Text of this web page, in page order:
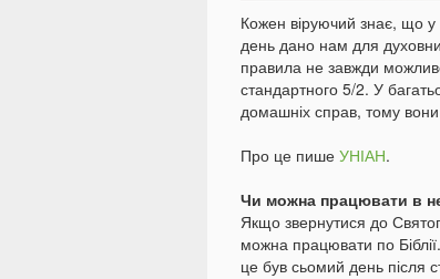
Кожен віруючий знає, що
день дано нам для
правила не завжди
стандартного 5/2. У
домашніх справ, тому
Про це пише УНІАН.
Чи можна працювати в
Якщо звернутися до
можна працювати по
це був сьомий день після